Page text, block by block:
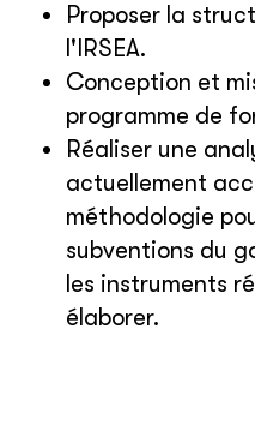
Proposer la
l'IRSEA.
Conception et
programme de
Réaliser une
actuellement
méthodologie
subventions du
les instruments
élaborer.